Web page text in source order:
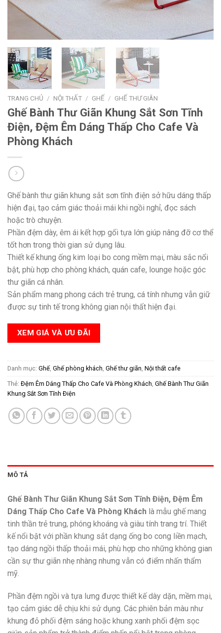
TRANG CHỦ / NỘI THẤT / GHẾ / GHẾ THƯ GIÃN
Ghế Bành Thư Giãn Khung Sắt Sơn Tĩnh
Điện, Đệm Êm Dáng Thấp Cho Cafe Và
Phòng Khách
Ghế bành thư giãn khung sắt sơn tĩnh điện sở hữu dáng thấp
hiện đại, tạo cảm giác thoải mái khi ngồi nghỉ, đọc sách
hoặc trò chuyện.
Phần đệm dày, êm ái kết hợp gối tựa lớn giúp nâng đỡ cơ thể
tốt hơn trong thời gian sử dụng lâu.
Thiết kế khung ống kim loại bo cong mềm mại, màu sắc nổi
bật, phù hợp cho phòng khách, quán cafe, lounge hoặc góc
thư giãn cá nhân.
Sản phẩm mang phong cách trẻ trung, cá tính nhưng vẫn giữ
được sự tinh tế trong không gian nội thất hiện đại.
XEM GIÁ VÀ ƯU ĐÃI
Danh mục: Ghế, Ghế phòng khách, Ghế thư giãn, Nội thất cafe
Thẻ: Đệm Êm Dáng Thấp Cho Cafe Và Phòng Khách, Ghế Bành Thư Giãn
Khung Sắt Sơn Tĩnh Điện
MÔ TẢ
Ghế Bành Thư Giãn Khung Sắt Sơn Tĩnh Điện, Đệm Êm
Dáng Thấp Cho Cafe Và Phòng Khách là mẫu ghế mang
tinh thần trẻ trung, phóng khoáng và giàu tính trang trí. Thiết
kế nổi bật với phần khung sắt dạng ống bo cong liền mạch,
tạo dáng ngồi thấp thoải mái, phù hợp cho những không gian
cần sự thư giãn nhẹ nhàng nhưng vẫn có điểm nhấn thẩm
mỹ.
Phần đệm ngồi và tựa lưng được thiết kế dày dặn, mềm mại,
tạo cảm giác dễ chịu khi sử dụng. Các phiên bản màu như
khung đỏ phối đệm sáng hoặc khung xanh phối đệm sọc